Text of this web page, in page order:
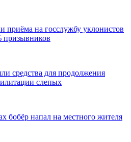
приёма на госслужбу уклонистов
призывников
средства для продолжения
слепых
бобёр напал на местного жителя